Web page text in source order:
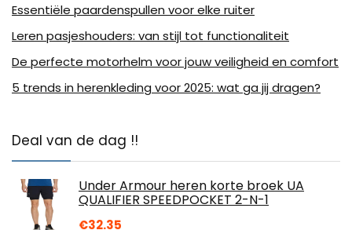
Essentiële paardenspullen voor elke ruiter
Leren pasjeshouders: van stijl tot functionaliteit
De perfecte motorhelm voor jouw veiligheid en comfort
5 trends in herenkleding voor 2025: wat ga jij dragen?
Deal van de dag !!
Under Armour heren korte broek UA
QUALIFIER SPEEDPOCKET 2-N-1
€32.35